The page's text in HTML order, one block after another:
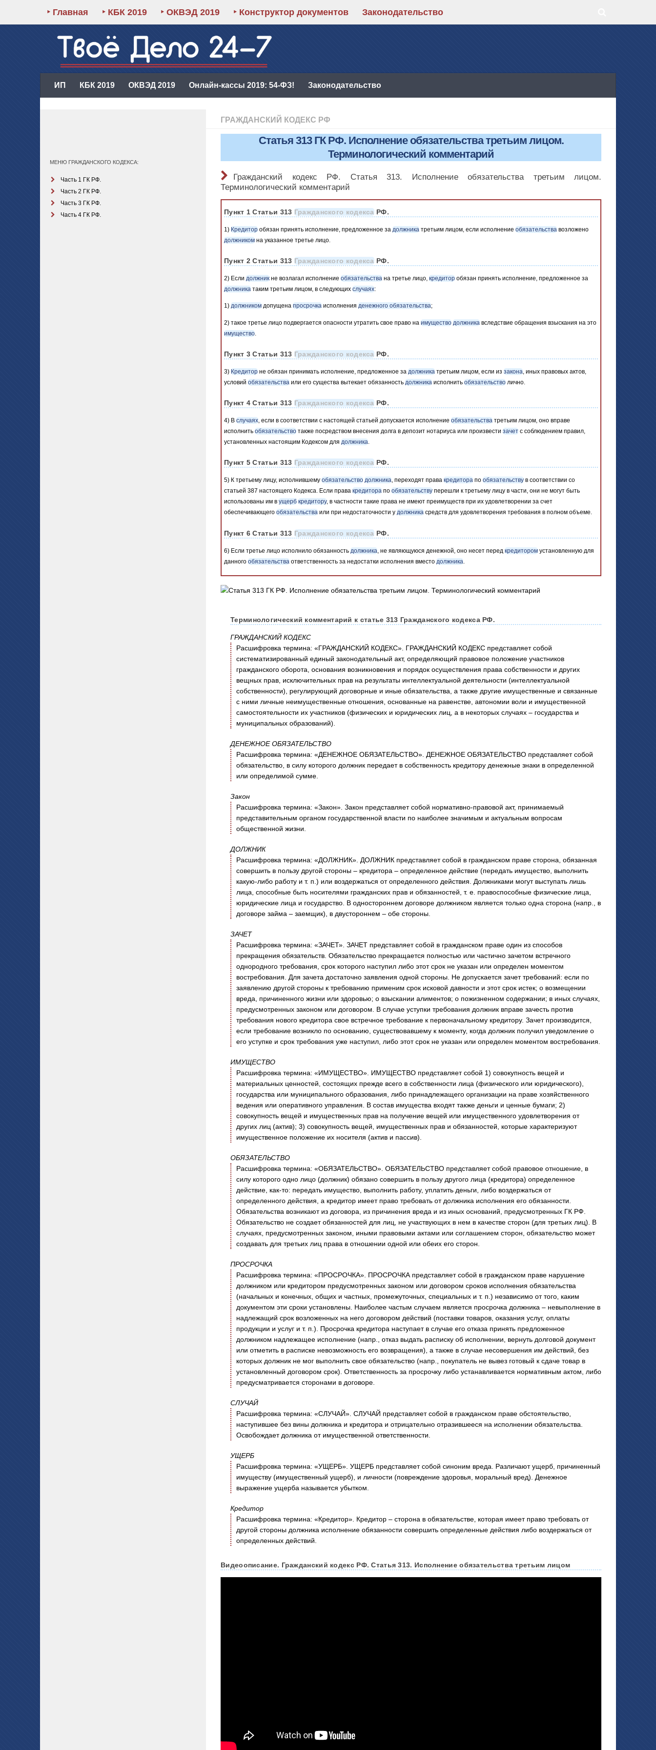
‣ Главная ‣ КБК 2019 ‣ ОКВЭД 2019 ‣ Конструктор документов Законодательство
ИП КБК 2019 ОКВЭД 2019 Онлайн-кассы 2019: 54-ФЗ! Законодательство
ГРАЖДАНСКИЙ КОДЕКС РФ
Статья 313 ГК РФ. Исполнение обязательства третьим лицом.
Терминологический комментарий
Гражданский кодекс РФ. Статья 313. Исполнение обязательства третьим лицом.
Терминологический комментарий
Пункт 1 Статьи 313 Гражданского кодекса РФ.
1) Кредитор обязан принять исполнение, предложенное за должника третьим лицом, если исполнение обязательства возложено
должником на указанное третье лицо.
Пункт 2 Статьи 313 Гражданского кодекса РФ.
2) Если должник не возлагал исполнение обязательства на третье лицо, кредитор обязан принять исполнение, предложенное за
должника таким третьим лицом, в следующих случаях:
1) должником допущена просрочка исполнения денежного обязательства;
2) такое третье лицо подвергается опасности утратить свое право на имущество должника вследствие обращения взыскания на это
имущество
Пункт 3 Статьи 313 Гражданского кодекса РФ.
3) Кредитор не обязан принимать исполнение, предложенное за должника третьим лицом, если из закона, иных правовых актов,
условий обязательства или его существа вытекает обязанность должника исполнить обязательство лично.
Пункт 4 Статьи 313 Гражданского кодекса РФ.
4) В случаях, если в соответствии с настоящей статьей допускается исполнение обязательства третьим лицом, оно вправе
исполнить обязательство также посредством внесения долга в депозит нотариуса или произвести зачет с соблюдением правил,
установленных настоящим Кодексом для должника.
Пункт 5 Статьи 313 Гражданского кодекса РФ.
5) К третьему лицу, исполнившему обязательство должника, переходят права кредитора по обязательству в соответствии со
статьей 387 настоящего Кодекса. Если права кредитора по обязательству перешли к третьему лицу в части, они не могут быть
использованы им в ущерб кредитору, в частности такие права не имеют преимуществ при их удовлетворении за счет
обеспечивающего обязательства или при недостаточности у должника средств для удовлетворения требования в полном объеме.
Пункт 6 Статьи 313 Гражданского кодекса РФ.
6) Если третье лицо исполнило обязанность должника , не являющуюся денежной, оно несет перед кредитором установленную для
данного обязательства ответственность за недостатки исполнения вместо должника
Терминологический комментарий к статье 313 Гражданского кодекса РФ.
ГРАЖДАНСКИЙ КОДЕКС
Расшифровка термина: «ГРАЖДАНСКИЙ КОДЕКС». ГРАЖДАНСКИЙ КОДЕКС представляет собой
систематизированный единый законодательный акт, определяющий правовое положение участников
гражданского оборота, основания возникновения и порядок осуществления права собственности и других
вещных прав, исключительных прав на результаты интеллектуальной деятельности (интеллектуальной
собственности), регулирующий договорные и иные обязательства, а также другие имущественные и связанные
с ними личные неимущественные отношения, основанные на равенстве, автономии воли и имущественной
самостоятельности их участников (физических и юридических лиц, а в некоторых случаях – государства и
муниципальных образований).
ДЕНЕЖНОЕ ОБЯЗАТЕЛЬСТВО
Расшифровка термина: «ДЕНЕЖНОЕ ОБЯЗАТЕЛЬСТВО». ДЕНЕЖНОЕ ОБЯЗАТЕЛЬСТВО представляет собой
обязательство, в силу которого должник передает в собственность кредитору денежные знаки в определенной
или определимой сумме.
Закон
Расшифровка термина: «Закон». Закон представляет собой нормативно-правовой акт, принимаемый
представительным органом государственной власти по наиболее значимым и актуальным вопросам
общественной жизни.
ДОЛЖНИК
Расшифровка термина: «ДОЛЖНИК». ДОЛЖНИК представляет собой в гражданском праве сторона, обязанная
совершить в пользу другой стороны – кредитора – определенное действие (передать имущество, выполнить
какую-либо работу и т. п.) или воздержаться от определенного действия. Должниками могут выступать лишь
лица, способные быть носителями гражданских прав и обязанностей, т. е. правоспособные физические лица,
юридические лица и государство. В одностороннем договоре должником является только одна сторона (напр., в
договоре займа – заемщик), в двустороннем – обе стороны.
ЗАЧЕТ
Расшифровка термина: «ЗАЧЕТ». ЗАЧЕТ представляет собой в гражданском праве один из способов
прекращения обязательств. Обязательство прекращается полностью или частично зачетом встречного
однородного требования, срок которого наступил либо этот срок не указан или определен моментом
востребования. Для зачета достаточно заявления одной стороны. Не допускается зачет требований: если по
заявлению другой стороны к требованию применим срок исковой давности и этот срок истек; о возмещении
вреда, причиненного жизни или здоровью; о взыскании алиментов; о пожизненном содержании; в иных случаях,
предусмотренных законом или договором. В случае уступки требования должник вправе зачесть против
требования нового кредитора свое встречное требование к первоначальному кредитору. Зачет производится,
если требование возникло по основанию, существовавшему к моменту, когда должник получил уведомление о
его уступке и срок требования уже наступил, либо этот срок не указан или определен моментом востребования.
ИМУЩЕСТВО
Расшифровка термина: «ИМУЩЕСТВО». ИМУЩЕСТВО представляет собой 1) совокупность вещей и
материальных ценностей, состоящих прежде всего в собственности лица (физического или юридического),
государства или муниципального образования, либо принадлежащего организации на праве хозяйственного
ведения или оперативного управления. В состав имущества входят также деньги и ценные бумаги; 2)
совокупность вещей и имущественных прав на получение вещей или имущественного удовлетворения от
других лиц (актив); 3) совокупность вещей, имущественных прав и обязанностей, которые характеризуют
имущественное положение их носителя (актив и пассив).
ОБЯЗАТЕЛЬСТВО
Расшифровка термина: «ОБЯЗАТЕЛЬСТВО». ОБЯЗАТЕЛЬСТВО представляет собой правовое отношение, в
силу которого одно лицо (должник) обязано совершить в пользу другого лица (кредитора) определенное
действие, как-то: передать имущество, выполнить работу, уплатить деньги, либо воздержаться от
определенного действия, а кредитор имеет право требовать от должника исполнения его обязанности.
Обязательства возникают из договора, из причинения вреда и из иных оснований, предусмотренных ГК РФ.
Обязательство не создает обязанностей для лиц, не участвующих в нем в качестве сторон (для третьих лиц). В
случаях, предусмотренных законом, иными правовыми актами или соглашением сторон, обязательство может
создавать для третьих лиц права в отношении одной или обеих его сторон.
ПРОСРОЧКА
Расшифровка термина: «ПРОСРОЧКА». ПРОСРОЧКА представляет собой в гражданском праве нарушение
должником или кредитором предусмотренных законом или договором сроков исполнения обязательства
(начальных и конечных, общих и частных, промежуточных, специальных и т. п.) независимо от того, каким
документом эти сроки установлены. Наиболее частым случаем является просрочка должника – невыполнение в
надлежащий срок возложенных на него договором действий (поставки товаров, оказания услуг, оплаты
продукции и услуг и т. п.). Просрочка кредитора наступает в случае его отказа принять предложенное
должником надлежащее исполнение (напр., отказ выдать расписку об исполнении, вернуть долговой документ
или отметить в расписке невозможность его возвращения), а также в случае несовершения им действий, без
которых должник не мог выполнить свое обязательство (напр., покупатель не вывез готовый к сдаче товар в
установленный договором срок). Ответственность за просрочку либо устанавливается нормативным актом, либо
предусматривается сторонами в договоре.
СЛУЧАЙ
Расшифровка термина: «СЛУЧАЙ». СЛУЧАЙ представляет собой в гражданском праве обстоятельство,
наступившее без вины должника и кредитора и отрицательно отразившееся на исполнении обязательства.
Освобождает должника от имущественной ответственности.
УЩЕРБ
Расшифровка термина: «УЩЕРБ». УЩЕРБ представляет собой синоним вреда. Различают ущерб, причиненный
имуществу (имущественный ущерб), и личности (повреждение здоровья, моральный вред). Денежное
выражение ущерба называется убытком.
Кредитор
Расшифровка термина: «Кредитор». Кредитор – сторона в обязательстве, которая имеет право требовать от
другой стороны должника исполнение обязанности совершить определенные действия либо воздержаться от
определенных действий.
Видеоописание. Гражданский кодекс РФ. Статья 313. Исполнение обязательства третьим лицом
МЕНЮ ГРАЖДАНСКОГО КОДЕКСА:
Часть 1 ГК РФ.
Часть 2 ГК РФ.
Часть 3 ГК РФ.
Часть 4 ГК РФ.